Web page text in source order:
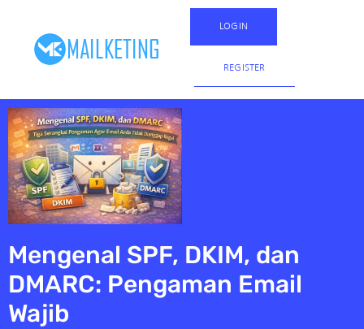
LOGIN
REGISTER
Mengenal SPF, DKIM, dan
DMARC: Pengaman Email
Wajib